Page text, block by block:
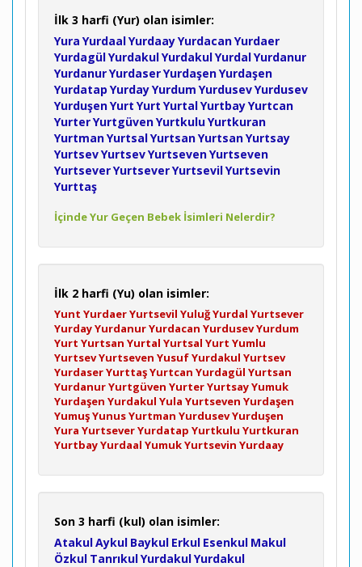
İlk 3 harfi (Yur) olan isimler:
Yura YurdaalYurdaayYurdacanYurdaer
YurdagülYurdakulYurdakulYurdalYurdanur
YurdanurYurdaserYurdaşenYurdaşen
Yurdatap YurdayYurdum YurdusevYurdusev
YurduşenYurt Yurt YurtalYurtbayYurtcan
YurterYurtgüvenYurtkuluYurtkuran
YurtmanYurtsalYurtsanYurtsanYurtsay
YurtsevYurtsevYurtsevenYurtseven
YurtseverYurtseverYurtsevilYurtsevin
Yurttaş
İçinde Yur Geçen Bebek İsimleri Nelerdir?
İlk 2 harfi (Yu) olan isimler:
Yunt YurdaerYurtsevil YuluğYurdal Yurtsever
YurdayYurdanurYurdacan YurdusevYurdum
Yurt Yurtsan Yurtal Yurtsal Yurt Yumlu
YurtsevYurtseven YusufYurdakul Yurtsev
YurdaserYurttaşYurtcan Yurdagül Yurtsan
YurdanurYurtgüven YurterYurtsayYumuk
Yurdaşen Yurdakul Yula Yurtseven Yurdaşen
YumuşYunusYurtman YurdusevYurduşen
Yura YurtseverYurdatap Yurtkulu Yurtkuran
YurtbayYurdaal YumukYurtsevin Yurdaay
Son 3 harfi (kul) olan isimler:
AtakulAykul Baykul Erkul Esenkul Makul
Özkul TanrıkulYurdakulYurdakul